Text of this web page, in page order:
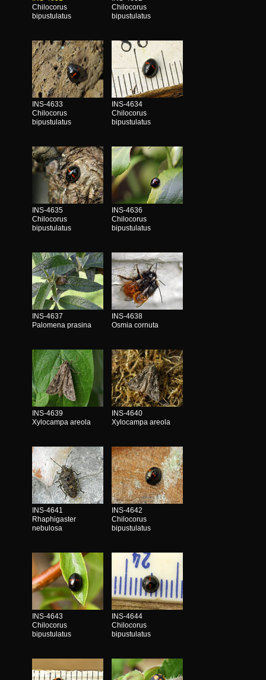
Chilocorus
bipustulatus
Chilocorus
bipustulatus
INS-4633
Chilocorus
bipustulatus
INS-4634
Chilocorus
bipustulatus
INS-4635
Chilocorus
bipustulatus
INS-4636
Chilocorus
bipustulatus
INS-4637
Palomena prasina
INS-4638
Osmia cornuta
INS-4639
Xylocampa areola
INS-4640
Xylocampa areola
INS-4641
Rhaphigaster
nebulosa
INS-4642
Chilocorus
bipustulatus
INS-4643
Chilocorus
bipustulatus
INS-4644
Chilocorus
bipustulatus